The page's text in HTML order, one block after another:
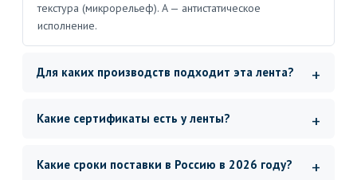
текстура (микрорельеф). A — антистатическое
исполнение.
Для каких производств подходит эта лента?
Какие сертификаты есть у ленты?
Какие сроки поставки в Россию в 2026 году?